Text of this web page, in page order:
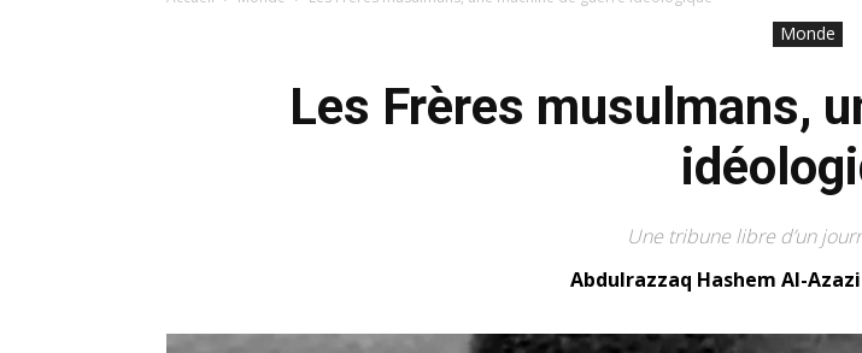
Monde
Les Frères musulmans,
Une tribune libre d’un
Abdulrazzaq Hashem Al-Azazi